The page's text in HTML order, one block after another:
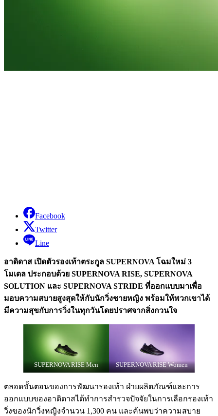
Facebook
Twitter
Line
อาดิดาส เปิดตัวรองเท้าตระกูล SUPERNOVA โฉมใหม่ 3
โมเดล ประกอบด้วย SUPERNOVA RISE, SUPERNOVA
SOLUTION และ SUPERNOVA STRIDE ที่ออกแบบมาเพื่อ
มอบความสบายสูงสุดให้กับนักวิ่งชายหญิง พร้อมให้พวกเขาได้
มีความสุขกับการวิ่งในทุกวันโดยปราศจากสิ่งกวนใจ
SUPERNOVA RISE Men SUPERNOVA RISE Women
ตลอดขั้นตอนของการพัฒนารองเท้า ฝ่ายผลิตภัณฑ์และการ
ออกแบบของอาดิดาสได้ทำการสำรวจปัจจัยในการเลือกรองเท้า
วิ่งของนักวิ่งหญิงจำนวน 1,300 คน และค้นพบว่าความสบาย